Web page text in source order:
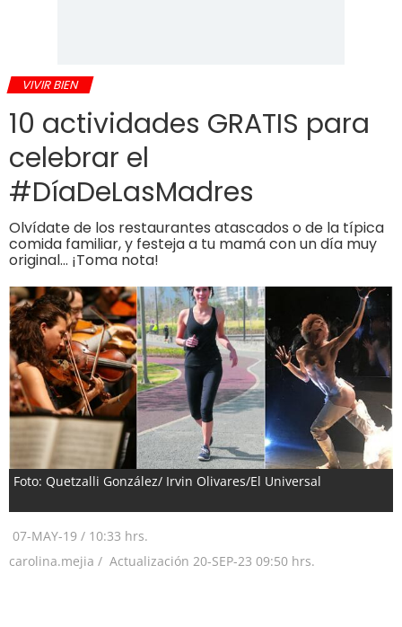
VIVIR BIEN
10 actividades GRATIS para
celebrar el
#DíaDeLasMadres
Olvídate de los restaurantes atascados o de la típica
comida familiar, y festeja a tu mamá con un día muy
original… ¡Toma nota!
Foto: Quetzalli González/ Irvin Olivares/El Universal
07-MAY-19 / 10:33 hrs.
carolina.mejia / Actualización 20-SEP-23 09:50 hrs.